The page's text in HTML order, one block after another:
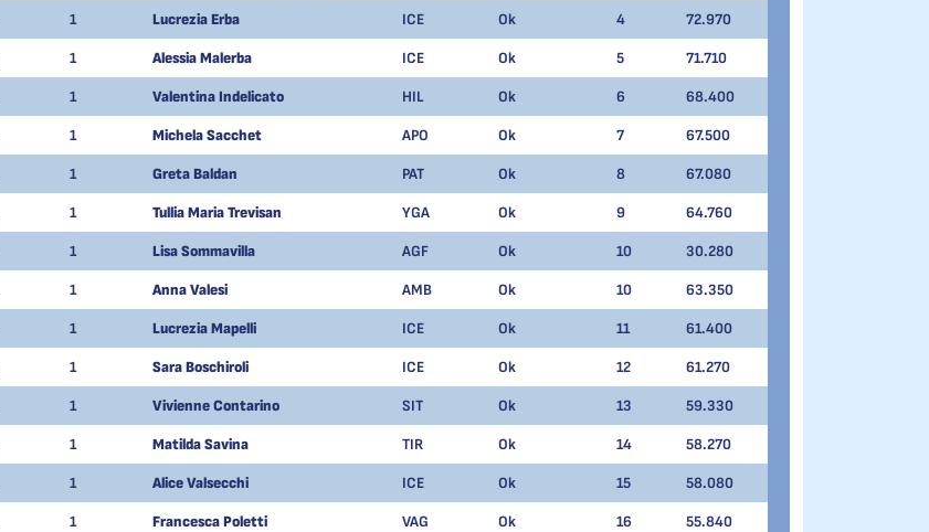
1 Lucrezia Erba ICE Ok 4 72.970
1 Alessia Malerba ICE Ok 5 71.710
1 Valentina Indelicato HIL Ok 6 68.400
1 Michela Sacchet APO Ok 7 67.500
1 Greta Baldan PAT Ok 8 67.080
1 Tullia Maria Trevisan YGA Ok 9 64.760
1 Lisa Sommavilla AGF Ok 10 30.280
1 Anna Valesi AMB Ok 10 63.350
1 Lucrezia Mapelli ICE Ok 11 61.400
1 Sara Boschiroli ICE Ok 12 61.270
1 Vivienne Contarino SIT Ok 13 59.330
1 Matilda Savina TIR Ok 14 58.270
1 Alice Valsecchi ICE Ok 15 58.080
1 Francesca Poletti VAG Ok 16 55.840